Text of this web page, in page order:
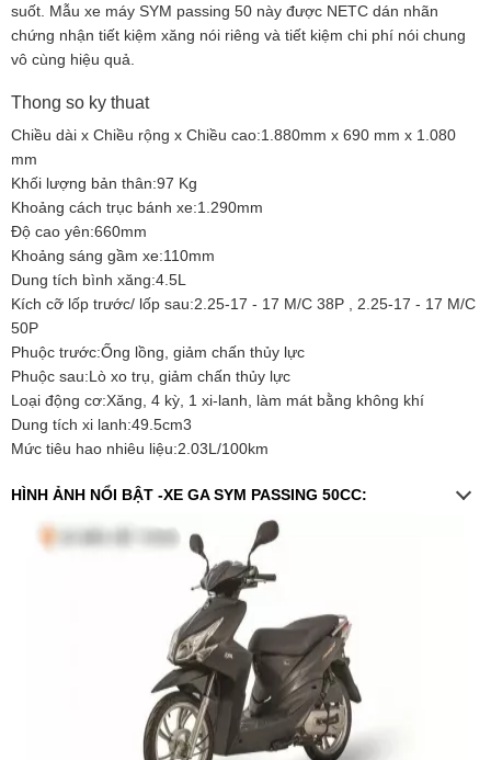
suốt. Mẫu xe máy SYM passing 50 này được NETC dán nhãn
chứng nhận tiết kiệm xăng nói riêng và tiết kiệm chi phí nói chung
vô cùng hiệu quả.
Thong so ky thuat
Chiều dài x Chiều rộng x Chiều cao:1.880mm x 690 mm x 1.080
mm
Khối lượng bản thân:97 Kg
Khoảng cách trục bánh xe:1.290mm
Độ cao yên:660mm
Khoảng sáng gầm xe:110mm
Dung tích bình xăng:4.5L
Kích cỡ lốp trước/ lốp sau:2.25-17 - 17 M/C 38P , 2.25-17 - 17 M/C
50P
Phuộc trước:Ống lồng, giảm chấn thủy lực
Phuộc sau:Lò xo trụ, giảm chấn thủy lực
Loại động cơ:Xăng, 4 kỳ, 1 xi-lanh, làm mát bằng không khí
Dung tích xi lanh:49.5cm3
Mức tiêu hao nhiêu liệu:2.03L/100km
HÌNH ẢNH NỔI BẬT -XE GA SYM PASSING 50CC: